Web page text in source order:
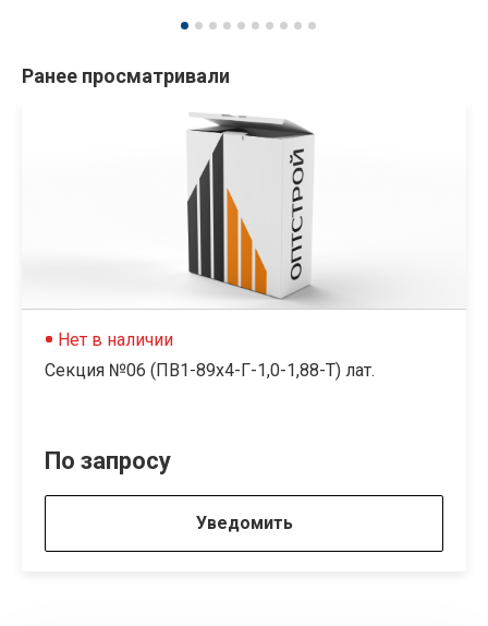
Ранее просматривали
Нет в наличии
Секция №06 (ПВ1-89х4-Г-1,0-1,88-Т) лат.
По запросу
Уведомить